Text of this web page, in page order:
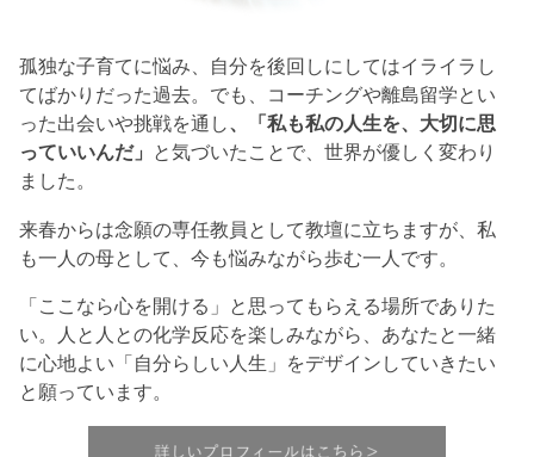
孤独な子育てに悩み、自分を後回しにしてはイライラし
てばかりだった過去。でも、コーチングや離島留学とい
った出会いや挑戦を通し、「私も私の人生を、大切に思
っていいんだ」 と気づいたことで、世界が優しく変わり
ました。
来春からは念願の専任教員として教壇に立ちますが、私
も一人の母として、今も悩みながら歩む一人です。
「ここなら心を開ける」と思ってもらえる場所でありた
い。人と人との化学反応を楽しみながら、あなたと一緒
に心地よい「自分らしい人生」をデザインしていきたい
と願っています。